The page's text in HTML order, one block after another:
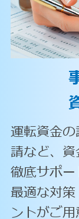
運転資金
請など、
徹底サポ
最適な対
ントがご用